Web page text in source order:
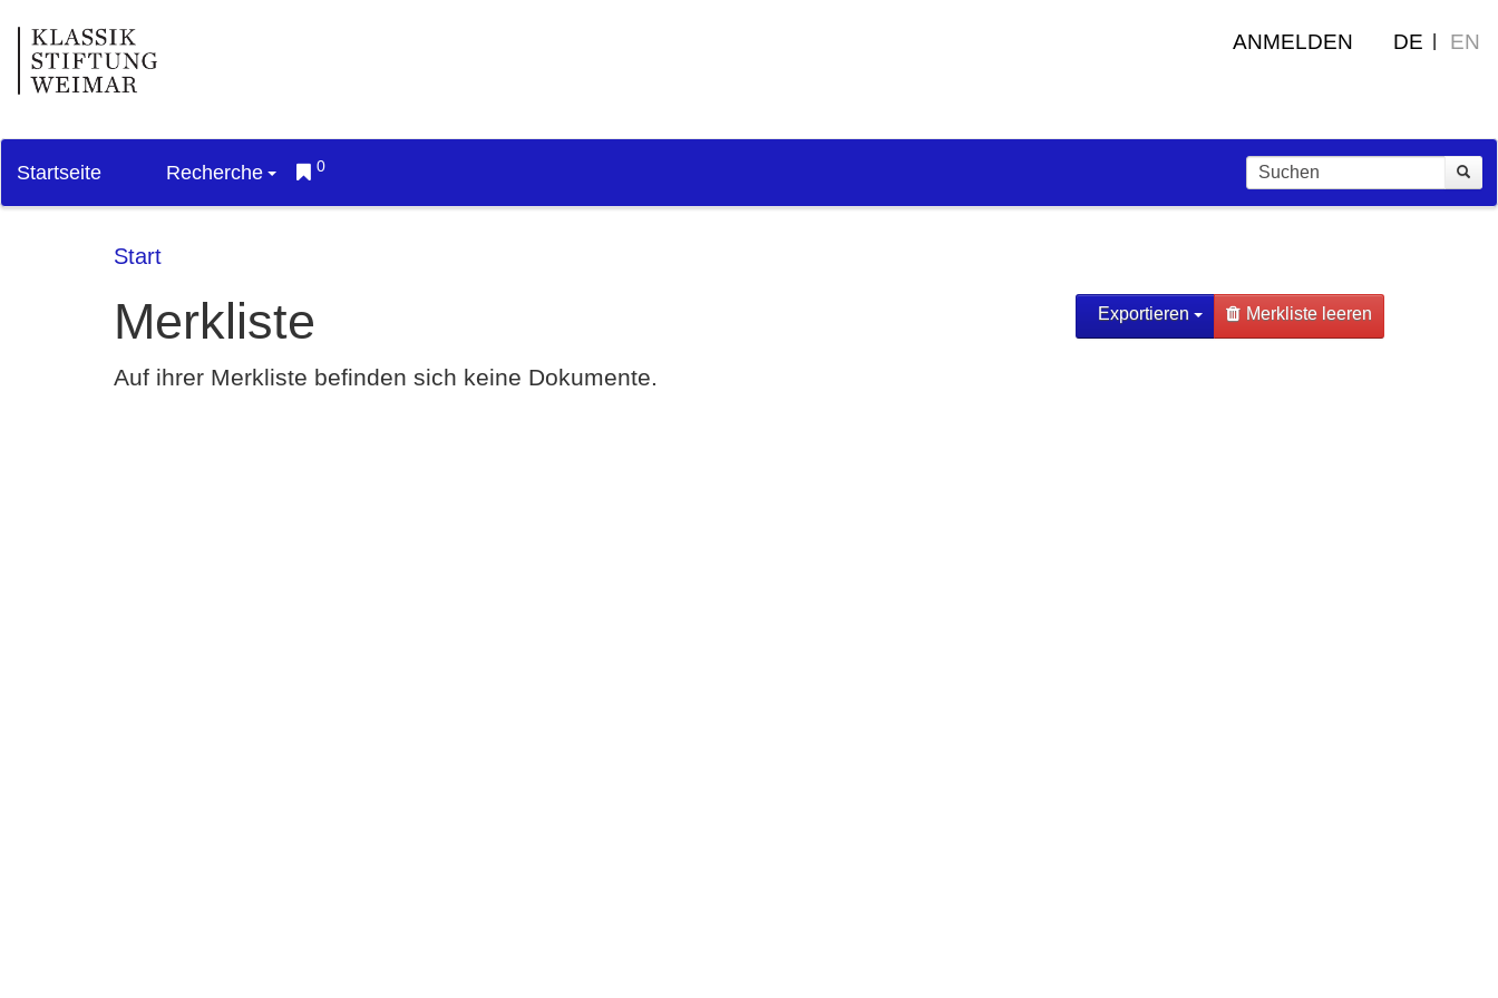
ANMELDEN DE EN
Startseite Recherche 0
Start
Exportieren Merkliste leeren
Merkliste
Auf ihrer Merkliste befinden sich keine Dokumente.